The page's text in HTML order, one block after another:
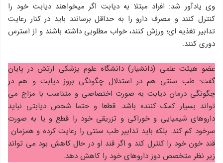
وی یادآور شد: افراد مبتلا به دیابت اگر میخواهند دیابت خود را
کنترل کنند و مصرف دارو را به حداقل برسانند باید در کنار رعایت
تدابیر تغذیه ای؛ ورزش کنند، خواب مطلوبی داشته باشند و از استرس
دوری کنند.
عضو هیئت علمی (دانشیار) دانشگاه علوم پزشکی ارتش در پایان
گفت: طب سنتی هم در استدلال چگونگی بروز دیابت و هم در
چگونگی درمان دیابت به صورت اختصاصی و متناسب با مزاج می
تواند بسیار کمک کننده باشد. قطعا و حتما شخص دیابتی نباید
داروهای شیمیایی و خوراکی و تزریقی خود را قطع و یا به صورت
سرخود کم کند. بلکه باید تدابیر طب سنتی را رعایت کرده و همزمان
قند خون خود را کنترل کند و اگر قند او در حال کاهش بود می تواند
زیر نظر متخصص دوز داروهای خود را کاهش دهد.